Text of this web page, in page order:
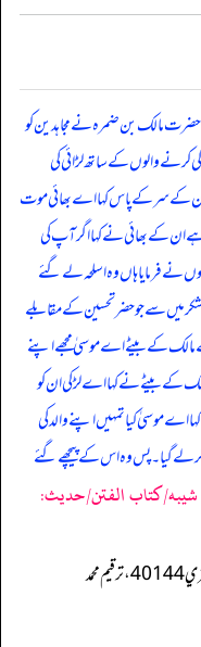
مالک بن ضمرہ نے مجاہدین کو
والوں کے ساتھ لڑائی کی
کے سر کے پاس کہا اے بھائی موت
ان کے بھائی نے کہا اگر آپ کی
نے فرمایا ہاں وہ اسلحہ لے گئے
میں سے جو حضر تحسین کے مقابلے
مالک کے بیٹے اے موسیٰ مجھے اپنے
کے بیٹے نے کہا اے لڑکی ان کو
موسیٰ کیا تمہیں اپنے والد کی
گیا۔ پس وہ اس کے پیچھے گئے
كتاب الفتن/حدیث:
(مصنف ابن ابي شيبه: ترقيم سعد الشثري 40144، ترقيم محمد